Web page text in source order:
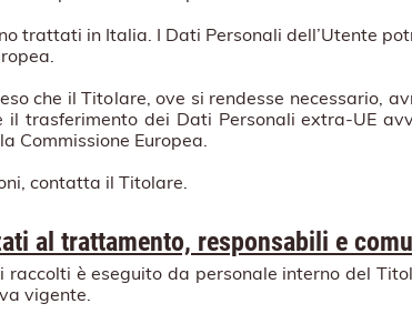
trattati in Italia. I Dati Personali dell’Utente
che il Titolare, ove si rendesse necessario,
il trasferimento dei Dati Personali extra-UE
Commissione Europea.
contatta il Titolare.
al trattamento, responsabili e
è eseguito da personale interno del
vigente.